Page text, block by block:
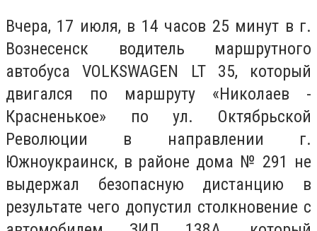
Вчера, 17 июля, в 14 часов 25 минут в г.
Вознесенск водитель маршрутного
автобуса VOLKSWAGEN LT 35, который
двигался по маршруту «Николаев -
Красненькое» по ул. Октябрьской
Революции в направлении г.
Южноукраинск, в районе дома № 291 не
выдержал безопасную дистанцию в
результате чего допустил столкновение с